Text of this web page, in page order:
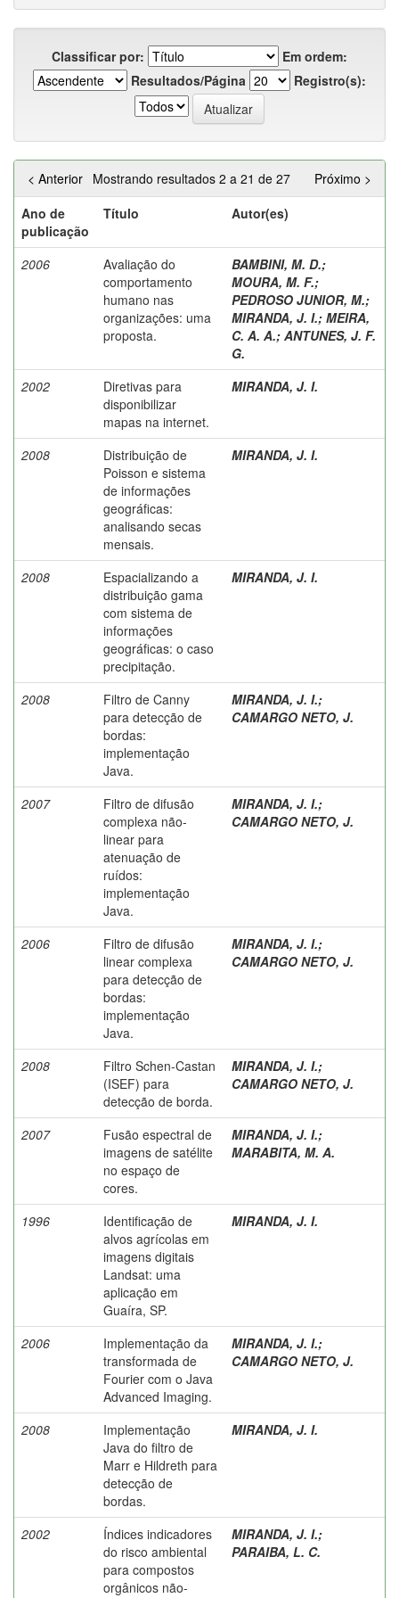
Classificar por:
Em ordem:
Resultados/Página
Registro(s):
Mostrando resultados 2 a 21 de 27
< Anterior
Próximo >
Ano de
publicação
Título Autor(es)
2006
Avaliação do
comportamento
humano nas
organizações: uma
proposta.
BAMBINI, M. D.;
MOURA, M. F.;
PEDROSO JUNIOR, M.;
MIRANDA, J. I.; MEIRA,
C. A. A.; ANTUNES, J. F.
G.
2002
Diretivas para
disponibilizar
mapas na internet.
MIRANDA, J. I.
2008
Distribuição de
Poisson e sistema
de informações
geográficas:
analisando secas
mensais.
MIRANDA, J. I.
2008
Espacializando a
distribuição gama
com sistema de
informações
geográficas: o caso
precipitação.
MIRANDA, J. I.
2008
Filtro de Canny
para detecção de
bordas:
implementação
Java.
MIRANDA, J. I.;
CAMARGO NETO, J.
2007
Filtro de difusão
complexa não-
linear para
atenuação de
ruídos:
implementação
Java.
MIRANDA, J. I.;
CAMARGO NETO, J.
2006
Filtro de difusão
linear complexa
para detecção de
bordas:
implementação
Java.
MIRANDA, J. I.;
CAMARGO NETO, J.
2008
Filtro Schen-Castan
(ISEF) para
detecção de borda.
MIRANDA, J. I.;
CAMARGO NETO, J.
2007
Fusão espectral de
imagens de satélite
no espaço de
cores.
MIRANDA, J. I.;
MARABITA, M. A.
1996
Identificação de
alvos agrícolas em
imagens digitais
Landsat: uma
aplicação em
Guaíra, SP.
MIRANDA, J. I.
2006
Implementação da
transformada de
Fourier com o Java
Advanced Imaging.
MIRANDA, J. I.;
CAMARGO NETO, J.
2008
Implementação
Java do filtro de
Marr e Hildreth para
detecção de
bordas.
MIRANDA, J. I.
2002
Índices indicadores
do risco ambiental
para compostos
orgânicos não-
MIRANDA, J. I.;
PARAIBA, L. C.